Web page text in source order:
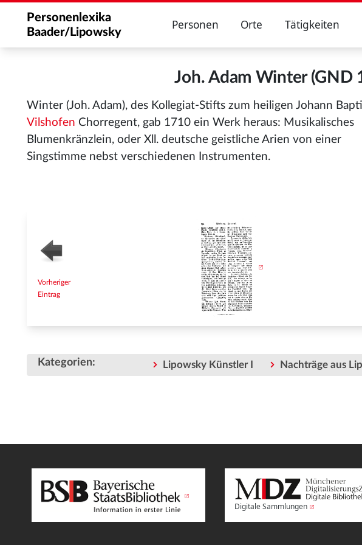
Personenlexika
Baader/Lipowsky
Personen Orte Tätigkeiten
Joh. Adam Winter (GND
Winter (Joh. Adam), des Kollegiat-Stifts zum heiligen Johann
Vilshofen Chorregent, gab 1710 ein Werk heraus: Musikalisches
Blumenkränzlein, oder Xll. deutsche geistliche Arien von einer
Singstimme nebst verschiedenen Instrumenten.
Vorheriger
Eintrag
Kategorien: Lipowsky Künstler I Nachträge aus
Digitale Sammlungen